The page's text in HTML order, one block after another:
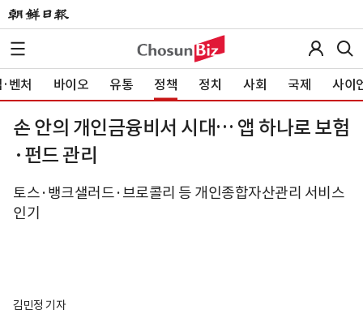
벤처 바이오 유통 정책 정치 사회 국제 사이
손 안의 개인금융비서 시대… 앱 하나로 보험
·펀드 관리
토스·뱅크샐러드·브로콜리 등 개인종합자산관리 서비스
인기
김민정 기자